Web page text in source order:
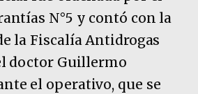
N°5 y contó con la
la Fiscalía Antidrogas
doctor Guillermo
el operativo, que se